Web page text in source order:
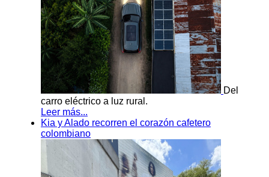
Del
carro eléctrico a luz rural.
Leer más...
Kia y Alado recorren el corazón cafetero
colombiano